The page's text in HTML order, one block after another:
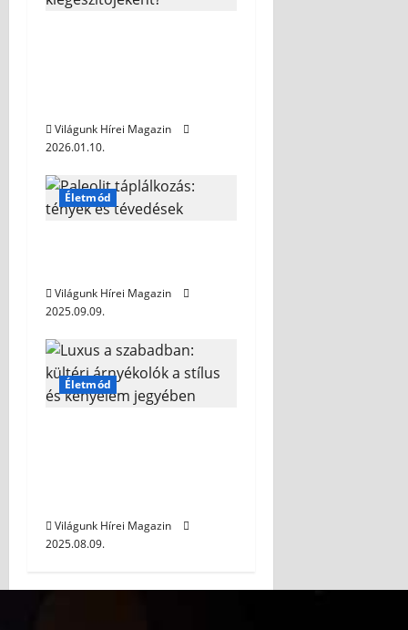
Világunk Hírei Magazin
2026.01.10.
Életmód
Világunk Hírei Magazin
2025.09.09.
Életmód
Világunk Hírei Magazin
2025.08.09.